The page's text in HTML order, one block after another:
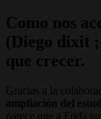
Como nos
(Diego dixit
que crecer.
Gracias a la
ampliación del
parece que a Frida